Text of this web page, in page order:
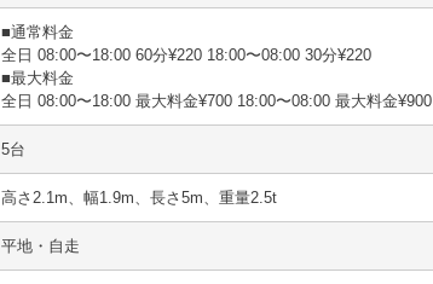
■通常料金
全日 08:00〜18:00 60分¥220 18:00〜08:00 30分¥220
■最大料金
全日 08:00〜18:00 最大料金¥700 18:00〜08:00 最大料金¥900
5台
高さ2.1m、幅1.9m、長さ5m、重量2.5t
平地・自走